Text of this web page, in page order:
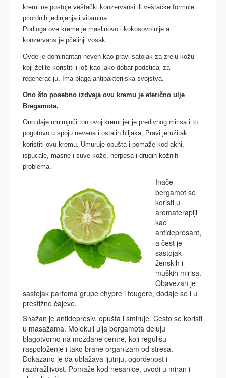
kremi ne postoje veštački konzervansi ili veštačke formule
priordnih jedinjenja i vitamina.
Podloga ove kreme je maslinovo i kokosovo ulje a
konzervans je pčelinji vosak.
Ovde je dominantan neven kao pravi satojak za zrelu kožu
koji želite koristiti i još kao jako dobar podsticaj za
regeneraciju. Ima blaga antibakterijska svojstva.
Ono što posebno izdvaja ovu kremu je eterično ulje
Bregamota.
Ono daje umirujući ton ovoj kremi jer je predivnog mirisa i to
pogotovo u spoju nevena i ostalih biljaka, Pravi je užitak
koristiti ovu kremu. Umuruje opušta i pomaže kod akni,
ispucale, masne i suve kože, herpesai drugih kožnih
problema.
Inače
bergamot se
koristi u
aromaterapiji
kao
antidepresant,
a čest je
sastojak
ženskih i
muških mirisa.
Obavezan je
sastojak parfema grupe chypre i fougere, dodaje se i u
prestižne čajeve.
Snažan je antidepresiv, opušta i smiruje. Često se koristi
u masažama. Molekuli ulja bergamota deluju
blagotvorno na moždane centre, koji regulišu
raspoloženje i tako brane organizam od stresa.
Dokazano je da ublažava ljutnju, ogorčenost i
razdražljivost. Pomaže kod nesanice, uvodi u miran i